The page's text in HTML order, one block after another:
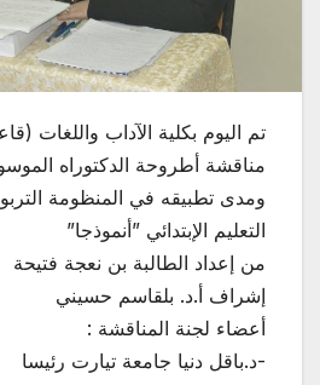
تم اليوم بكلية الآداب واللغات
مناقشة أطروحة الدكتوراه
ومدى تطبيقه في المنظومة
التعليم الإبتدائي ”أنموذجا”
من إعداد الطالبة بن نعجة فتيحة
إشراف أ.د. بلقاسم حسيني
أعضاء لجنة المناقشة :
-د.باقل دنيا جامعة تيارت رئيسا